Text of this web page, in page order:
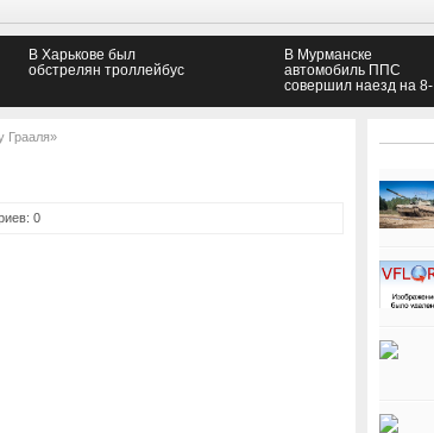
В Харькове был
обстрелян троллейбус
В Мурманске
автомобиль ППС
совершил наезд на 8-
Грааля»
0